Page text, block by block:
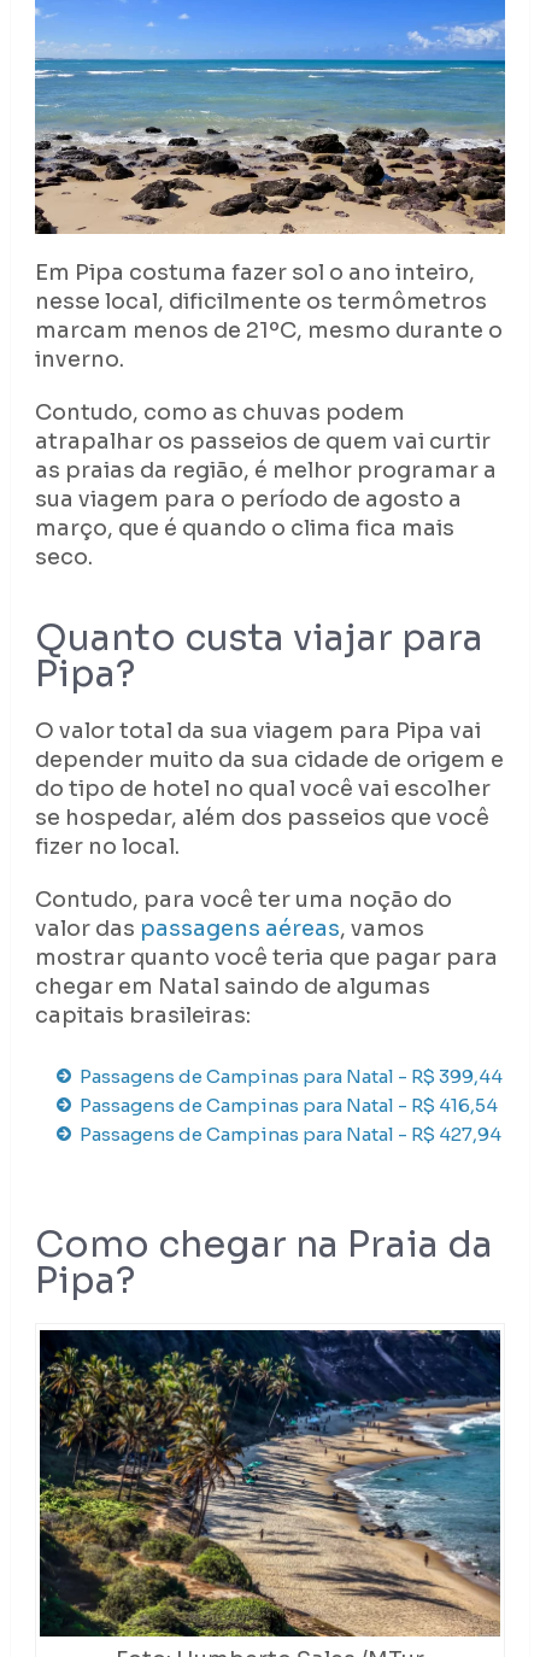
Em Pipa costuma fazer sol o ano inteiro,
nesse local, dificilmente os termômetros
marcam menos de 21ºC, mesmo durante o
inverno.
Contudo, como as chuvas podem
atrapalhar os passeios de quem vai curtir
as praias da região, é melhor programar a
sua viagem para o período de agosto a
março, que é quando o clima fica mais
seco.
Quanto custa viajar para
Pipa?
O valor total da sua viagem para Pipa vai
depender muito da sua cidade de origem e
do tipo de hotel no qual você vai escolher
se hospedar, além dos passeios que você
fizer no local.
Contudo, para você ter uma noção do
valor das passagens aéreas, vamos
mostrar quanto você teria que pagar para
chegar em Natal saindo de algumas
capitais brasileiras:
Passagens de Campinas para Natal - R$ 399,44
Passagens de Campinas para Natal - R$ 416,54
Passagens de Campinas para Natal - R$ 427,94
Como chegar na Praia da
Pipa?